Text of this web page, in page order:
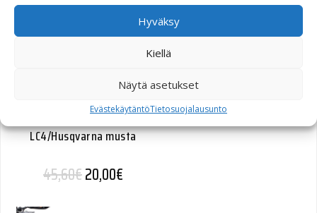
Hyväksy
Kiellä
Näytä asetukset
EvästekäytäntöTietosuojalausunto
SW-Motech Tangonkoroke
Magura/ProTaper KTM
LC4/Husqvarna musta
45,60€Alkuperäinen hinta oli: 45,60€.
20,00€